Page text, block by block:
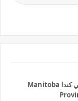
التسجيل للهجرة للمناطق الريفية في كندا Manitoba